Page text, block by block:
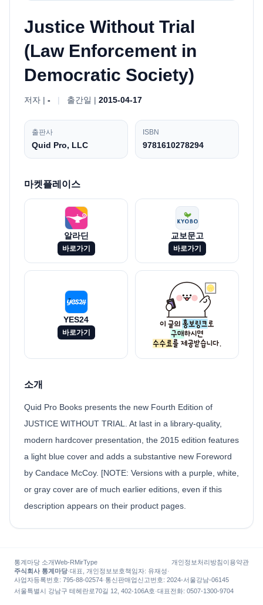
Justice Without Trial
(Law Enforcement in
Democratic Society)
저자 | - | 출간일 | 2015-04-17
출판사
Quid Pro, LLC
ISBN
9781610278294
마켓플레이스
알라딘
바로가기
교보문고
바로가기
YES24
바로가기
소개
Quid Pro Books presents the new Fourth Edition of
JUSTICE WITHOUT TRIAL. At last in a library-quality,
modern hardcover presentation, the 2015 edition features
a light blue cover and adds a substantive new Foreword
by Candace McCoy. [NOTE: Versions with a purple, white,
or gray cover are of much earlier editions, even if this
description appears on their product pages.
통계마당 소개Web-RMirType 개인정보처리방침 이용약관
주식회사 통계마당·대표, 개인정보보호책임자: 유재성·
사업자등록번호: 795-88-02574·통신판매업신고번호: 2024-서울강남-06145
서울특별시 강남구 테헤란로70길 12, 402-106A호·대표전화: 0507-1300-9704